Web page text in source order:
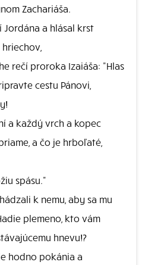
Zachariáša.
a hlásal krst
rečí proroka Izaiáša: "Hlas
cestu Pánovi,
a každý vrch a kopec
a čo je hrboľaté,
spásu."
k nemu, aby sa mu
plemeno, kto vám
hnevu!?
hodno pokánia a